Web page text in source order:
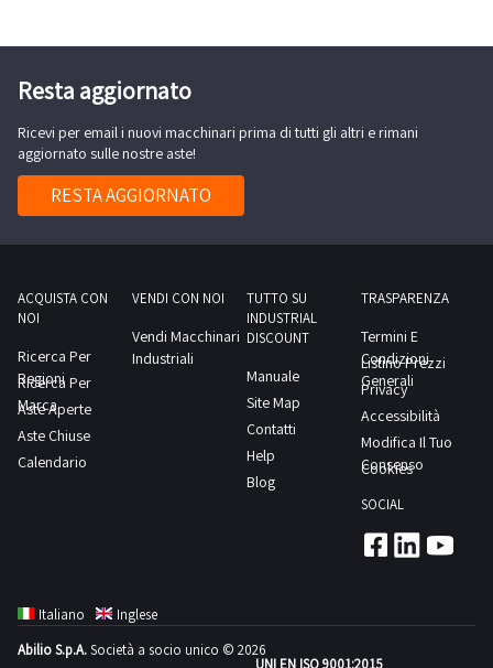
siamo il
portale
Parma che
conosce le
esigenze
delle
imprese del
territorio e
professionalità
al sito è
completamente
gratuita,
cosa
aspetti?
Risparmia
subito!
Resta aggiornato
Ricevi per email i nuovi macchinari prima di tutti gli altri e rimani
aggiornato sulle nostre aste!
RESTA AGGIORNATO
ACQUISTA CON
NOI
Ricerca Per
Regioni
Ricerca Per
Marca
Aste Aperte
Aste Chiuse
Calendario
VENDI CON NOI
Vendi Macchinari
Industriali
TUTTO SU
INDUSTRIAL
DISCOUNT
Manuale
Site Map
Contatti
Help
Blog
TRASPARENZA
Termini E
Condizioni
Generali
Listino Prezzi
Privacy
Accessibilità
Modifica Il Tuo
Consenso
Cookies
SOCIAL
Italiano
Inglese
Abilio S.p.A.Società a socio unico © 2026
UNI EN ISO 9001:2015